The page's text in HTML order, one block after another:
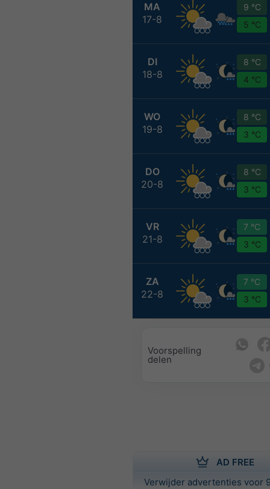
MA
17-8
9 °C
5 °C
DI
18-8
8 °C
4 °C
WO
19-8
8 °C
3 °C
DO
20-8
8 °C
3 °C
VR
21-8
7 °C
3 °C
ZA
22-8
7 °C
3 °C
Voorspelling
delen
AD FREE
Verwijder advertenties voor